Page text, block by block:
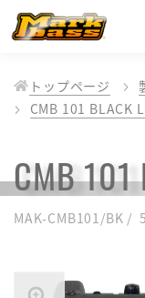
トップページ
CMB 101 BLACK
CMB 101
MAK-CMB101/BK /